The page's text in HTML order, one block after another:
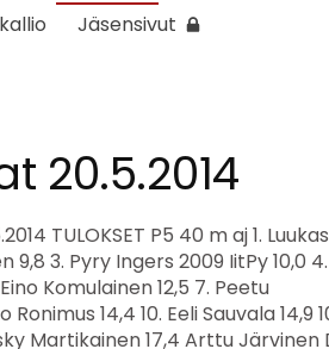
Jäsensivut
20.5.2014
Jami Seppälä 10,6 12. Niklas Järvinen 10,6 14. Otto Kauppinen 11,1 15. Ossi Syrjänen 12,6 Atte Virta DNS Viljami Talo DNS Erä 1 Tuuli: NWND 1. Rafael Pekkola 9,1 2. Eino Porkka 10,5 3. Niklas Järvinen 10,6 4. Otto Kauppinen 11,1 Atte Virta DNS Erä 2 Tuuli: NWND 1. Asser Kajasto 9,2 2. Taavi Rytkölä 9,6 3. Leevi Hyypiä 9,9 4. Tatu Jussila 10,0 5. Okko Mikkola 10,2 6. Jami Seppälä 10,6 Erä 3 Tuuli: NWND 1. Viljami Salo 8,4 2. Joona Puukka 9,1 3. Aksu Montonen 9,5 4. Miska Mäkinen 10,3 5. Ossi Syrjänen 12,6 Viljami Talo DNS P7 Pituus 1. Viljami Salo 2,45 2,45 2. Joona Puukka 2,36 2,36 3. Taavi Rytkölä 2,32 2,32 4. Asser Kajasto 2,25 2,25 5. Rafael Pekkola 2,15 2,15 6. Niklas Järvinen 2,09 2,09 7. Aksu Montonen 2,04 2,04 8. Otto Kauppinen 1,91 1,91 9. Okko Mikkola 1,86 1,86 10. Leevi Hyypiä 1,77 1,77 11. Atte Virta 1,74 1,74 12. Tatu Jussila 1,65 1,65 13. Ossi Syrjänen 1,55 1,55 13. Eino Porkka 1,55 1,55 15. Jami Seppälä 1,51 1,51 Miska Mäkinen DNS Viljami Talo DNS P9 40 m aj 1. Otso Häyrynen 2005 IitPy 7,4 1. Erik Heikkilä 2005 IitPy 7,4 3. Onni Porkka 7,9 3. Eetu Santala 7,9 3. Arttu Ojapalo 7,9 6. Aksu Virta 8,0 6. Tomas Talo 8,0 8. Ville Noukkala 8,1 9. Pirinen Mirko 8,2 9. Lasse Mikkola 8,2 11. Tuomas Elomaa 8,5 12. Veeti Ojala 8,6 13. Nooa Eklund